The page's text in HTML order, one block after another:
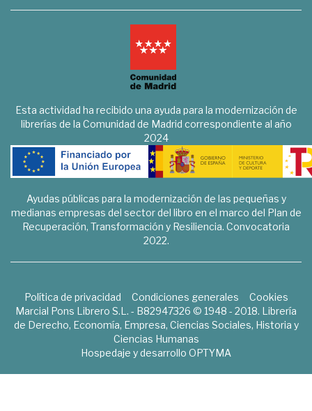
Esta actividad ha recibido una ayuda para la modernización de
librerías de la Comunidad de Madrid correspondiente al año
2024
Ayudas públicas para la modernización de las pequeñas y
medianas empresas del sector del libro en el marco del Plan de
Recuperación, Transformación y Resiliencia. Convocatoria
2022.
Política de privacidad Condiciones generales
Cookies
Marcial Pons Librero S.L. - B82947326 © 1948 - 2018. Librería
de Derecho, Economía, Empresa, Ciencias Sociales, Historia y
Ciencias Humanas
Hospedaje y desarrollo OPTYMA